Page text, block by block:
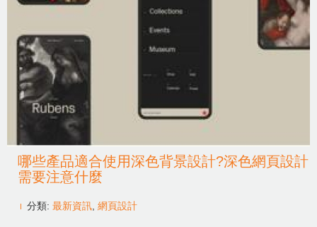
哪些產品適合使用深色背景設計?深色網頁設計
需要注意什麼
分類: 最新資訊 網頁設計